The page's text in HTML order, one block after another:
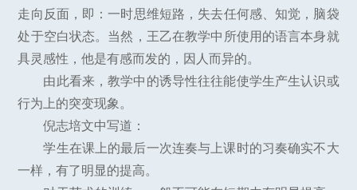
走向反面，即：一时思维短路，失去任何感、知觉，脑袋
处于空白状态。当然，王乙在教学中所使用的语言本身就
具灵感性，他是有感而发的，因人而异的。
由此看来，教学中的诱导性往往能使学生产生认识或
行为上的突变现象。
倪志培文中写道：
学生在课上的最后一次连奏与上课时的习奏确实不大
一样，有了明显的提高。